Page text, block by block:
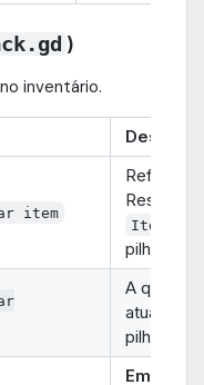
)
no inventário.
item
Resource
Item
pilha
A
atual do
pilha.